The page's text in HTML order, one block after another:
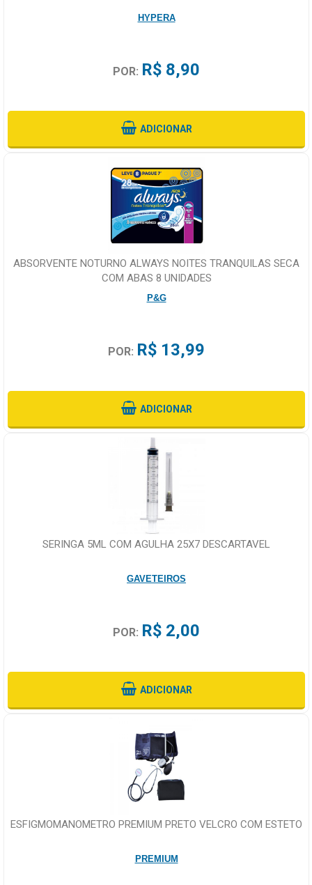
HYPERA
POR: R$ 8,90
ADICIONAR
ABSORVENTE NOTURNO ALWAYS NOITES TRANQUILAS SECA
COM ABAS 8 UNIDADES
P&G
POR: R$ 13,99
ADICIONAR
SERINGA 5ML COM AGULHA 25X7 DESCARTAVEL
GAVETEIROS
POR: R$ 2,00
ADICIONAR
ESFIGMOMANOMETRO PREMIUM PRETO VELCRO COM ESTETO
PREMIUM